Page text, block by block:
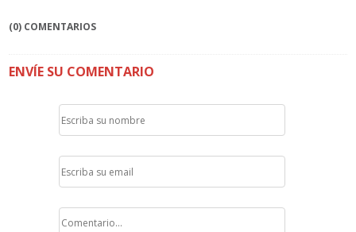
(0) COMENTARIOS
ENVÍE SU COMENTARIO